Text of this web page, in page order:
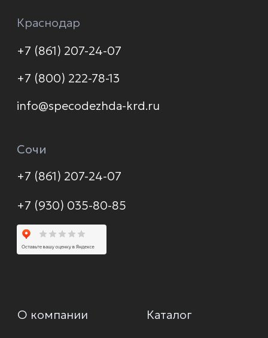
Доставка и оплата
© 2026 Формула защиты
Контакты
Распродажа